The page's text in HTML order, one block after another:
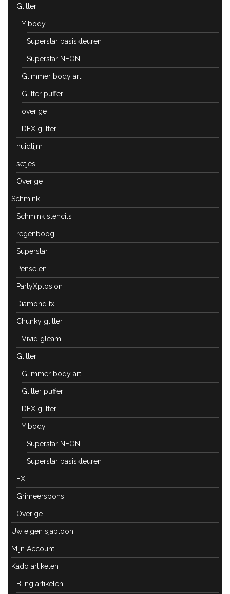
Glitter
Y body
Superstar basiskleuren
Superstar NEON
Glimmer body art
Glitter puffer
overige
DFX glitter
huidlijm
setjes
Overige
Schmink
Schmink stencils
regenboog
Superstar
Penselen
PartyXplosion
Diamond fx
Chunky glitter
Vivid gleam
Glitter
Glimmer body art
Glitter puffer
DFX glitter
Y body
Superstar NEON
Superstar basiskleuren
FX
Grimeerspons
Overige
Uw eigen sjabloon
Mijn Account
Kado artikelen
Bling artikelen